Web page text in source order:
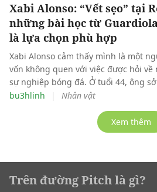
Xabi Alonso: “Vết sẹo” tại
những bài học từ
là lựa chọn phù hợp
Xabi Alonso cảm thấy mình là một
vốn không quen với việc được hỏi
sự nghiệp bóng đá. Ở tuổi 44, ông
để đứng vững trong hàng ngũ tinh
bu3hlinh Nhân vật
Xem thêm
Trên đường Pitch là gì?